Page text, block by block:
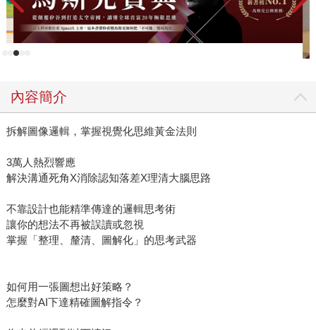
內容簡介
拆解圖像邏輯，掌握視覺化思維黃金法則
3萬人熱烈響應
解決溝通死角X消除認知落差X理清大腦思路
不靠設計也能精準傳達的邏輯思考術
讓你的想法不再被誤讀或忽視
掌握「整理、釐清、圖解化」的思考武器
如何用一張圖想出好策略？
怎麼對AI下達精確圖解指令？